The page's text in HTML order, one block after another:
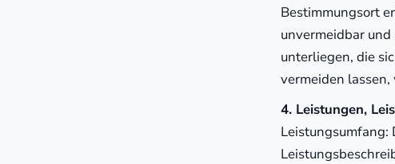
Bestimmungsort
unvermeidbar
unterliegen, die
vermeiden
4. Leistungen,
Leistungsumfang: